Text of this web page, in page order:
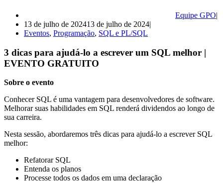
Equipe GPO
13 de julho de 202413 de julho de 2024
Eventos, Programação, SQL e PL/SQL
3 dicas para ajudá-lo a escrever um SQL melhor |
EVENTO GRATUITO
Sobre o evento
Conhecer SQL é uma vantagem para desenvolvedores de software.
Melhorar suas habilidades em SQL renderá dividendos ao longo de
sua carreira.
Nesta sessão, abordaremos três dicas para ajudá-lo a escrever SQL
melhor:
Refatorar SQL
Entenda os planos
Processe todos os dados em uma declaração